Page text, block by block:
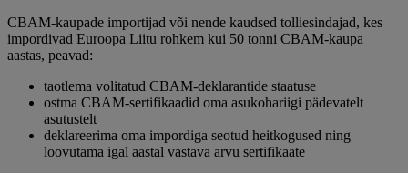
CBAM-kaupade importijad või nende kaudsed tolliesindajad, kes
impordivad Euroopa Liitu rohkem kui 50 tonni CBAM-kaupa
aastas, peavad:
taotlema volitatud CBAM-deklarantide staatuse
ostma CBAM-sertifikaadid oma asukohariigi pädevatelt
asutustelt
deklareerima oma impordiga seotud heitkogused ning
loovutama igal aastal vastava arvu sertifikaate